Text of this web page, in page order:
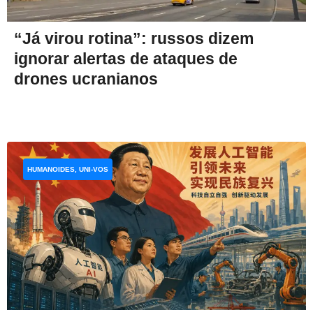
“Já virou rotina”: russos dizem
ignorar alertas de ataques de
drones ucranianos
HUMANOIDES, UNI-VOS